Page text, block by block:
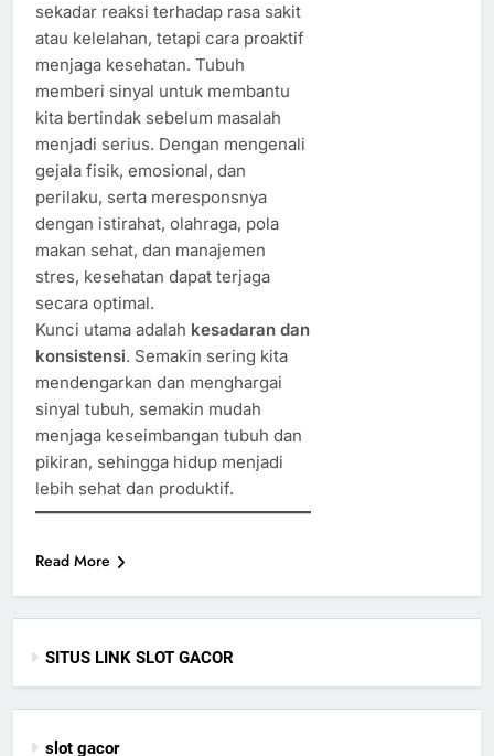
sekadar reaksi terhadap rasa sakit
atau kelelahan, tetapi cara proaktif
menjaga kesehatan. Tubuh
memberi sinyal untuk membantu
kita bertindak sebelum masalah
menjadi serius. Dengan mengenali
gejala fisik, emosional, dan
perilaku, serta meresponsnya
dengan istirahat, olahraga, pola
makan sehat, dan manajemen
stres, kesehatan dapat terjaga
secara optimal.
Kunci utama adalah kesadaran dan
konsistensi. Semakin sering kita
mendengarkan dan menghargai
sinyal tubuh, semakin mudah
menjaga keseimbangan tubuh dan
pikiran, sehingga hidup menjadi
lebih sehat dan produktif.
Read More
SITUS LINK SLOT GACOR
slot gacor